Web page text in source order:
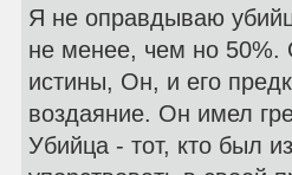
Я не оправдываю
не менее, чем но 50%.
истины, Он, и его
воздаяние. Он имел
Убийца - тот, кто был